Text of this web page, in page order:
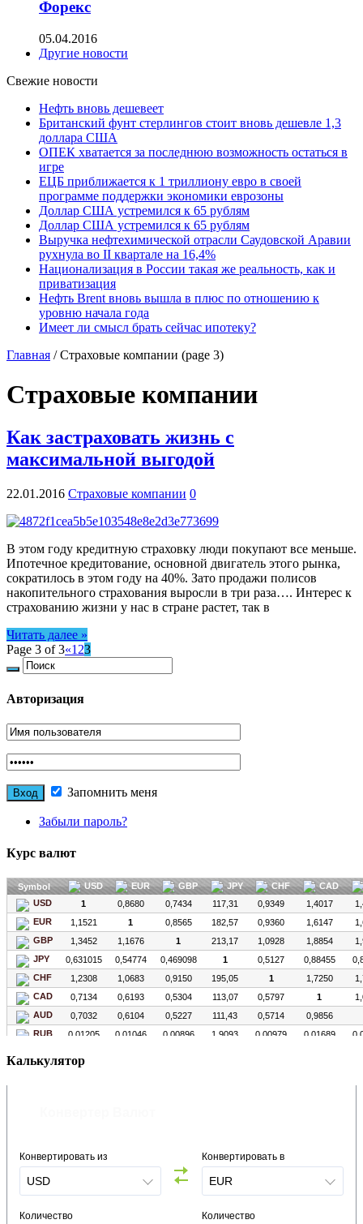
Форекс
05.04.2016
Другие новости
Свежие новости
Нефть вновь дешевеет
Британский фунт стерлингов стоит вновь дешевле 1,3
доллара США
ОПЕК хватается за последнюю возможность остаться в
игре
ЕЦБ приближается к 1 триллиону евро в своей
программе поддержки экономики еврозоны
Доллар США устремился к 65 рублям
Доллар США устремился к 65 рублям
Выручка нефтехимической отрасли Саудовской Аравии
рухнула во II квартале на 16,4%
Национализация в России такая же реальность, как и
приватизация
Нефть Brent вновь вышла в плюс по отношению к
уровню начала года
Имеет ли смысл брать сейчас ипотеку?
Главная / Страховые компании (page 3)
Страховые компании
Как застраховать жизнь с
максимальной выгодой
22.01.2016 Страховые компании 0
В этом году кредитную страховку люди покупают все меньше.
Ипотечное кредитование, основной двигатель этого рынка,
сократилось в этом году на 40%. Зато продажи полисов
накопительного страхования выросли в три раза…. Интерес к
страхованию жизни у нас в стране растет, так в
Читать далее »
Page 3 of 3«1 23
Авторизация
Запомнить меня
Забыли пароль?
Курс валют
Калькулятор
Конвертировать из
Количество
Конвертировать в
Количество